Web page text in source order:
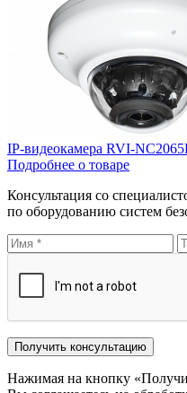
IP-видеокамера RVI-
Подробнее о товаре
Консультация со
по оборудованию систем
Нажимая на кнопку